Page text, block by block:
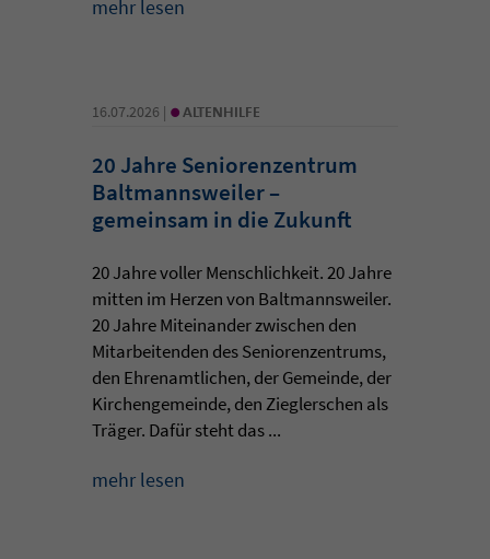
mehr lesen
16.07.2026 | • ALTENHILFE
20 Jahre Seniorenzentrum
Baltmannsweiler –
gemeinsam in die Zukunft
20 Jahre voller Menschlichkeit. 20 Jahre
mitten im Herzen von Baltmannsweiler.
20 Jahre Miteinander zwischen den
Mitarbeitenden des Seniorenzentrums,
den Ehrenamtlichen, der Gemeinde, der
Kirchengemeinde, den Zieglerschen als
Träger. Dafür steht das ...
mehr lesen